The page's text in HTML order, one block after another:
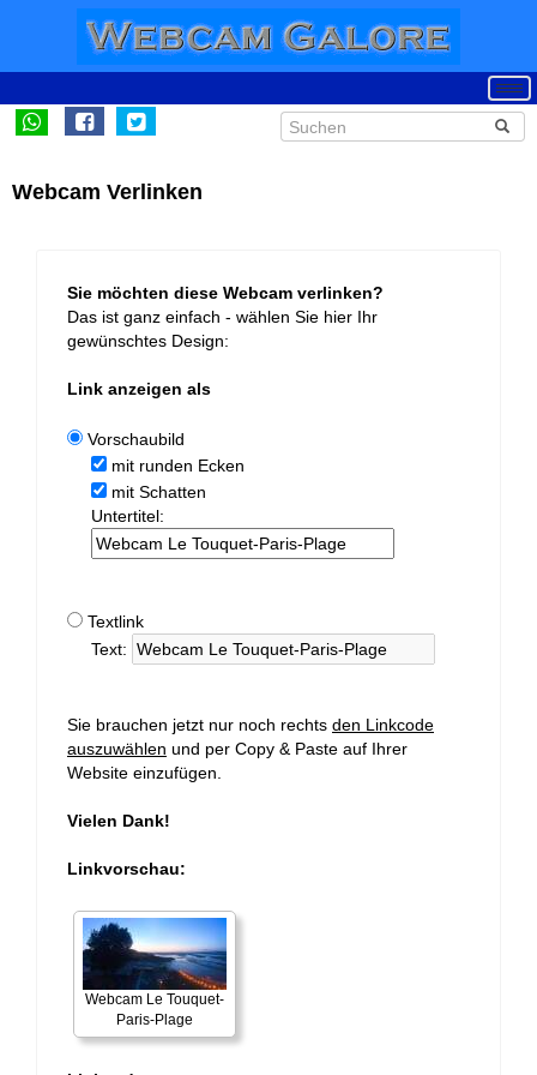
Webcam Verlinken
Sie möchten diese Webcam verlinken?
Das ist ganz einfach - wählen Sie hier Ihr
gewünschtes Design:
Link anzeigen als
Vorschaubild
mit runden Ecken
mit Schatten
Untertitel:
Textlink
Text:
Sie brauchen jetzt nur noch rechts den Linkcode
auszuwählen und per Copy & Paste auf Ihrer
Website einzufügen.
Vielen Dank!
Linkvorschau:
Webcam Le Touquet-
Paris-Plage